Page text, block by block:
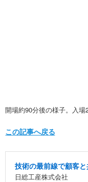
開場約90分後の様子。入場
この記事へ戻る
技術の最前線で顧客
日総工産株式会社